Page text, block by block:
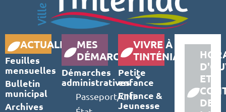
ACTUALITÉS
Feuilles
mensuelles
Bulletin
municipal
Archives
MES
DÉMARCHES
Démarches
administratives
Passeport/CNI
VIVRE À
TINTÉNIAC
Petite
enfance
Enfance &
Jeunesse
ET
DE